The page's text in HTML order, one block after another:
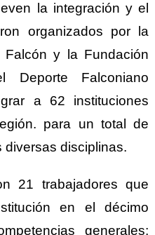
la integración y el
organizados por la
Falcón y la Fundación
Deporte Falconiano
a 62 instituciones
para un total de
diversas disciplinas.
21 trabajadores que
en el décimo
generales;